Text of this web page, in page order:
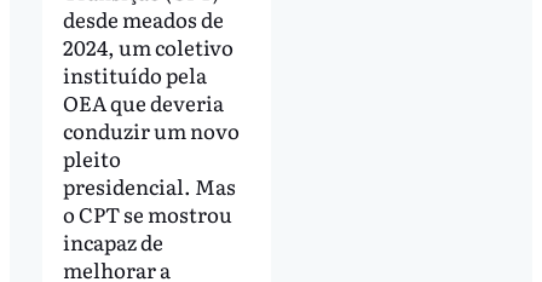
desde meados de
2024, um coletivo
instituído pela
OEA que deveria
conduzir um novo
pleito
presidencial. Mas
o CPT se mostrou
incapaz de
melhorar a